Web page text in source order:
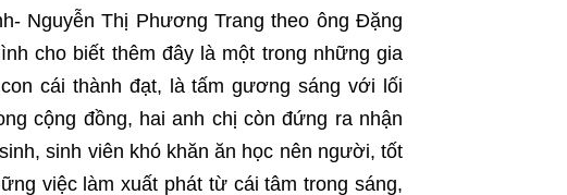
Nguyễn Thị Phương Trang theo ông Đặng
cho biết thêm đây là một trong những gia
cái thành đạt, là tấm gương sáng với lối
cộng đồng, hai anh chị còn đứng ra nhận
sinh viên khó khăn ăn học nên người, tốt
việc làm xuất phát từ cái tâm trong sáng,